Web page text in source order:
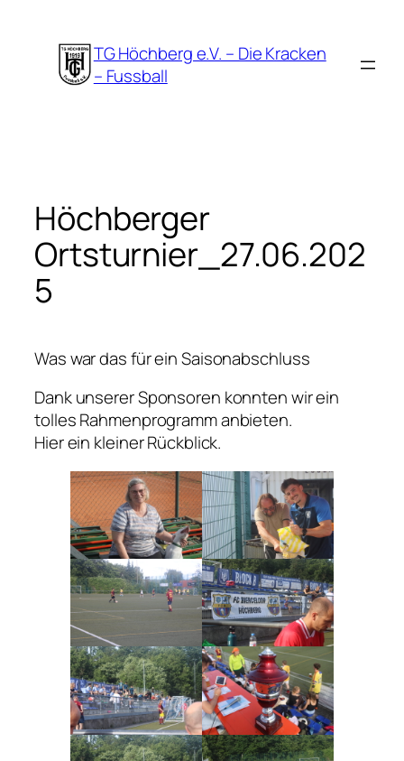
springen
TG Höchberg e.V. – Die Kracken
– Fussball
Höchberger
Ortsturnier_27.06.202
5
Was war das für ein Saisonabschluss
Dank unserer Sponsoren konnten wir ein
tolles Rahmenprogramm anbieten.
Hier ein kleiner Rückblick.